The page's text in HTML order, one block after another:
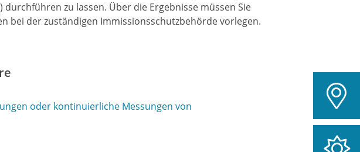
durchführen zu lassen. Über die Ergebnisse müssen Sie
bei der zuständigen Immissionsschutzbehörde vorlegen.
oder kontinuierliche Messungen von